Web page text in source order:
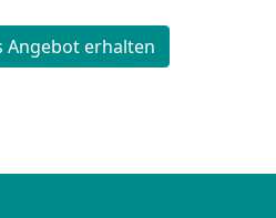
Angebot erhalten